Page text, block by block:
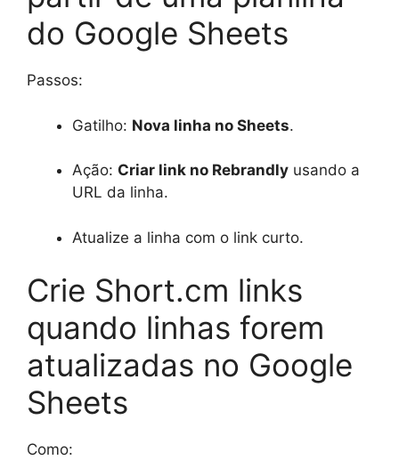
do Google Sheets
Passos:
Gatilho: Nova linha no Sheets.
Ação: Criar link no Rebrandly usando a
URL da linha.
Atualize a linha com o link curto.
Crie Short.cm links
quando linhas forem
atualizadas no Google
Sheets
Como: